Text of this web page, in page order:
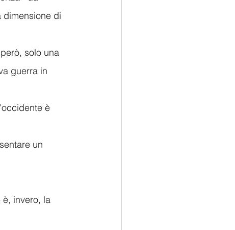
dimensione di
solo una
guerra in
è
un
invero, la